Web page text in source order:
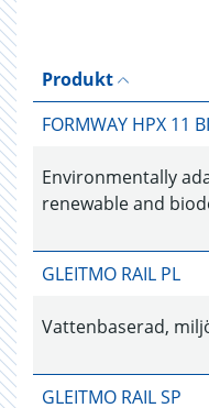
Produkt
FORMWAY HPX 11
Environmentally
renewable and
GLEITMO RAIL PL
Vattenbaserad,
GLEITMO RAIL SP